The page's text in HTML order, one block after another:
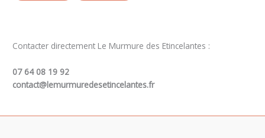
Contacter directement Le Murmure des Etincelantes :
07 64 08 19 92
contact@lemurmuredesetincelantes.fr